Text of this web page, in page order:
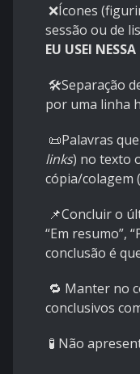
❌Ícones
sessão ou de
EU USEI
🛠️Separação
por uma linha
📜Palavras
links) no texto
cópia/colagem
📌Concluir o
“Em resumo”,
conclusão é
🔁 Manter no
conclusivos
🧪 Não